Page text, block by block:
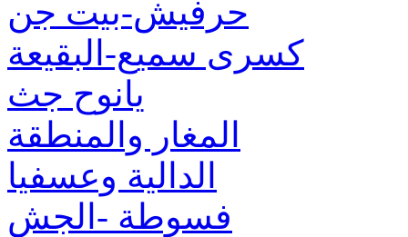
حرفيش-بيت جن
كسرى سميع-البقيعة
يانوح جث
المغار والمنطقة
الدالية وعسفيا
فسوطة -الجش